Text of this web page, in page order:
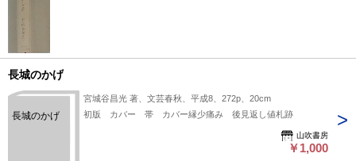
長城のかげ
長城のかげ
宮城谷昌光 著、文芸春秋、平成8、272p、20cm
初版 カバー 帯 カバー縁少痛み 後見返し値札跡
山吹書房
￥1,000